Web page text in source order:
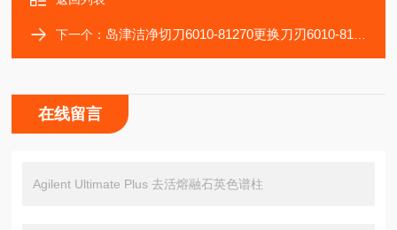
下一个： 岛津洁净切刀6010-81270更换刀刃6010-81271
在线留言